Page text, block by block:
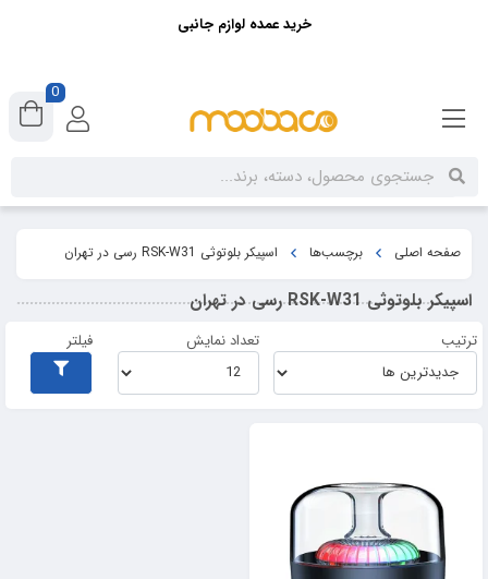
صفحه اصلی برچسب‌ها اسپیکر بلوتوثی RSK-W31 رسی در تهران
اسپیکر بلوتوثی RSK-W31 رسی در تهران
ترتیب تعداد نمایش فیلتر
خرید عمده لوازم جانبی
0